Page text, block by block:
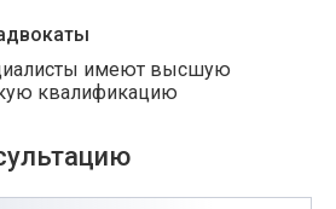
имеют высшую
квалификацию